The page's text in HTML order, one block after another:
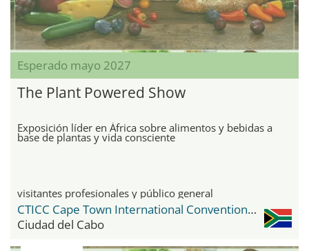
Esperado mayo 2027
The Plant Powered Show
Exposición líder en África sobre alimentos y bebidas a
base de plantas y vida consciente
visitantes profesionales y público general
CTICC Cape Town International Convention Center
Ciudad del Cabo